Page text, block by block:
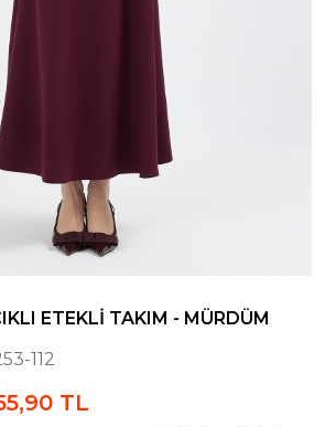
ETEKLI TAKIM - MÜRDÜM
112
TL